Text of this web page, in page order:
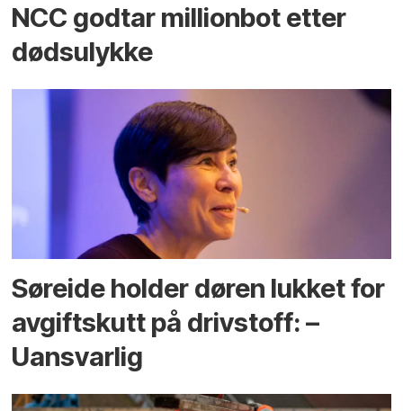
NCC godtar millionbot etter
dødsulykke
Søreide holder døren lukket for
avgiftskutt på drivstoff: –
Uansvarlig